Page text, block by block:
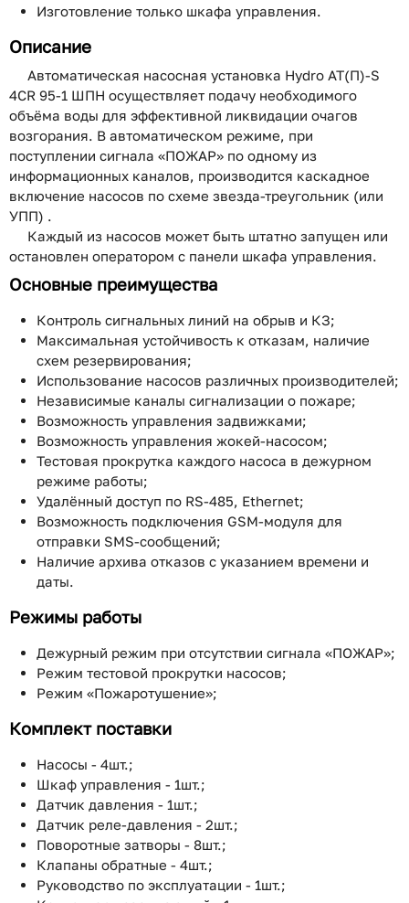
Изготовление только шкафа управления.
Описание
Автоматическая насосная установка Hydro AT(П)-S
4CR 95-1 ШПН осуществляет подачу необходимого
объёма воды для эффективной ликвидации очагов
возгорания. В автоматическом режиме, при
поступлении сигнала «ПОЖАР» по одному из
информационных каналов, производится каскадное
включение насосов по схеме звезда-треугольник (или
УПП) .
Каждый из насосов может быть штатно запущен или
остановлен оператором с панели шкафа управления.
Основные преимущества
Контроль сигнальных линий на обрыв и КЗ;
Максимальная устойчивость к отказам, наличие
схем резервирования;
Использование насосов различных производителей;
Независимые каналы сигнализации о пожаре;
Возможность управления задвижками;
Возможность управления жокей-насосом;
Тестовая прокрутка каждого насоса в дежурном
режиме работы;
Удалённый доступ по RS-485, Ethernet;
Возможность подключения GSM-модуля для
отправки SMS-сообщений;
Наличие архива отказов с указанием времени и
даты.
Режимы работы
Дежурный режим при отсутствии сигнала «ПОЖАР»;
Режим тестовой прокрутки насосов;
Режим «Пожаротушение»;
Комплект поставки
Насосы - 4шт.;
Шкаф управления - 1шт.;
Датчик давления - 1шт.;
Датчик реле-давления - 2шт.;
Поворотные затворы - 8шт.;
Клапаны обратные - 4шт.;
Руководство по эксплуатации - 1шт.;